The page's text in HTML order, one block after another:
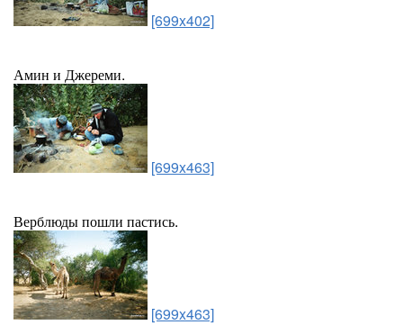
[699x402]
Амин и Джереми.
[699x463]
Верблюды пошли пастись.
[699x463]